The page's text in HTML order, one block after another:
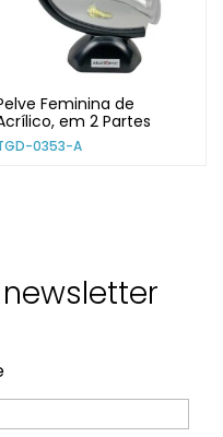
Feminina de
em 2 Partes
0353-A